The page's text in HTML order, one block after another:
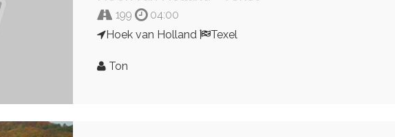
199
04:00
Hoek van Holland
Texel
Ton